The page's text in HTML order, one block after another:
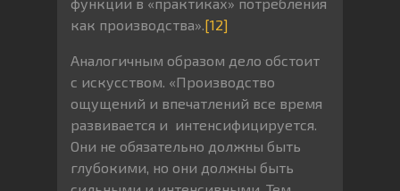
как производства».[12]
Аналогичным образом дело обстоит
с искусством. «Производство
ощущений и впечатлений все время
развивается и интенсифицируется.
Они не обязательно должны быть
глубокими, но они должны быть